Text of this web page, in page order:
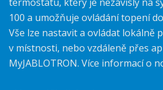
100 a umožňuje ovládání topení
Vše lze nastavit a ovládat lokálně
v místnosti, nebo vzdáleně přes
MyJABLOTRON. Více informací o